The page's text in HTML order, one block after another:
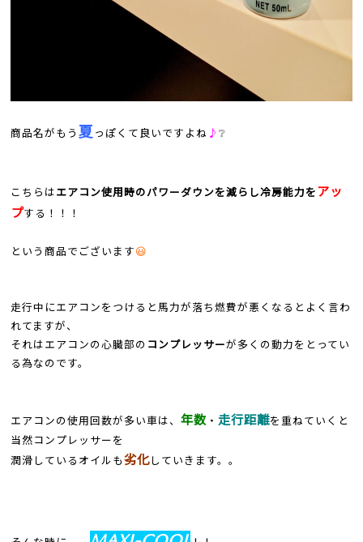
商品名がもう 夏 っぽくて良いですよね ♪ ❔
こちらは エアコン使用時のパワーダウンを減らし冷房能力を アッ
プする！！！
という商品でございます 😃
走行中にエアコンをつけると馬力が落ち燃費が悪くなるとよく言わ
れてますが、
それはエアコンの心臓部の コンプレッサーが多くの動力をとってい
る為なのです。
エアコンの使用回数が多い車は、 年数・ 走行距離を重ねていくと
当然コンプレッサーを
潤滑しているオイルも 劣化していきます。。